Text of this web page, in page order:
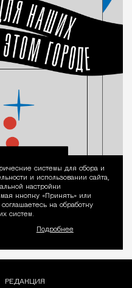
системы для сбора и
и использовании сайта,
настройки
кнопку «Принять» или
на обработку
систем.
Подробнее
РЕДАКЦИЯ